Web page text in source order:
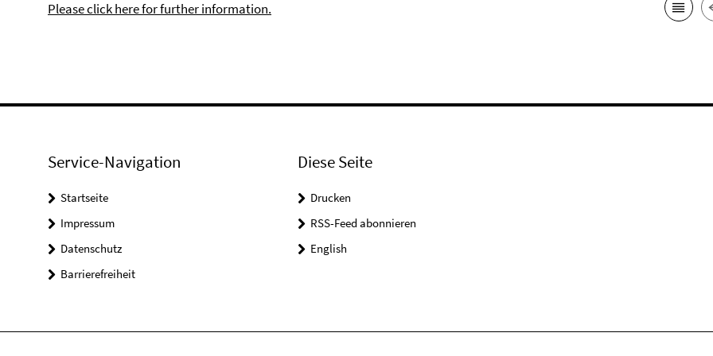
Please click here for further information.
Service-Navigation
Startseite
Impressum
Datenschutz
Barrierefreiheit
Diese Seite
Drucken
RSS-Feed abonnieren
English